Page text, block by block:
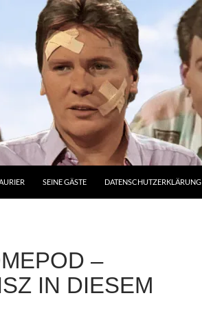
SEINE GÄSTE DATENSCHUTZERKLÄRUNG
–
IN DIESEM